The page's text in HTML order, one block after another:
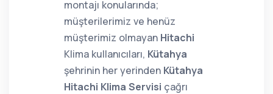
montajı konularında;
müşterilerimiz ve henüz
müşterimiz olmayan Hitachi
Klima kullanıcıları, Kütahya
şehrinin her yerinden Kütahya
Hitachi Klima Servisi çağrı